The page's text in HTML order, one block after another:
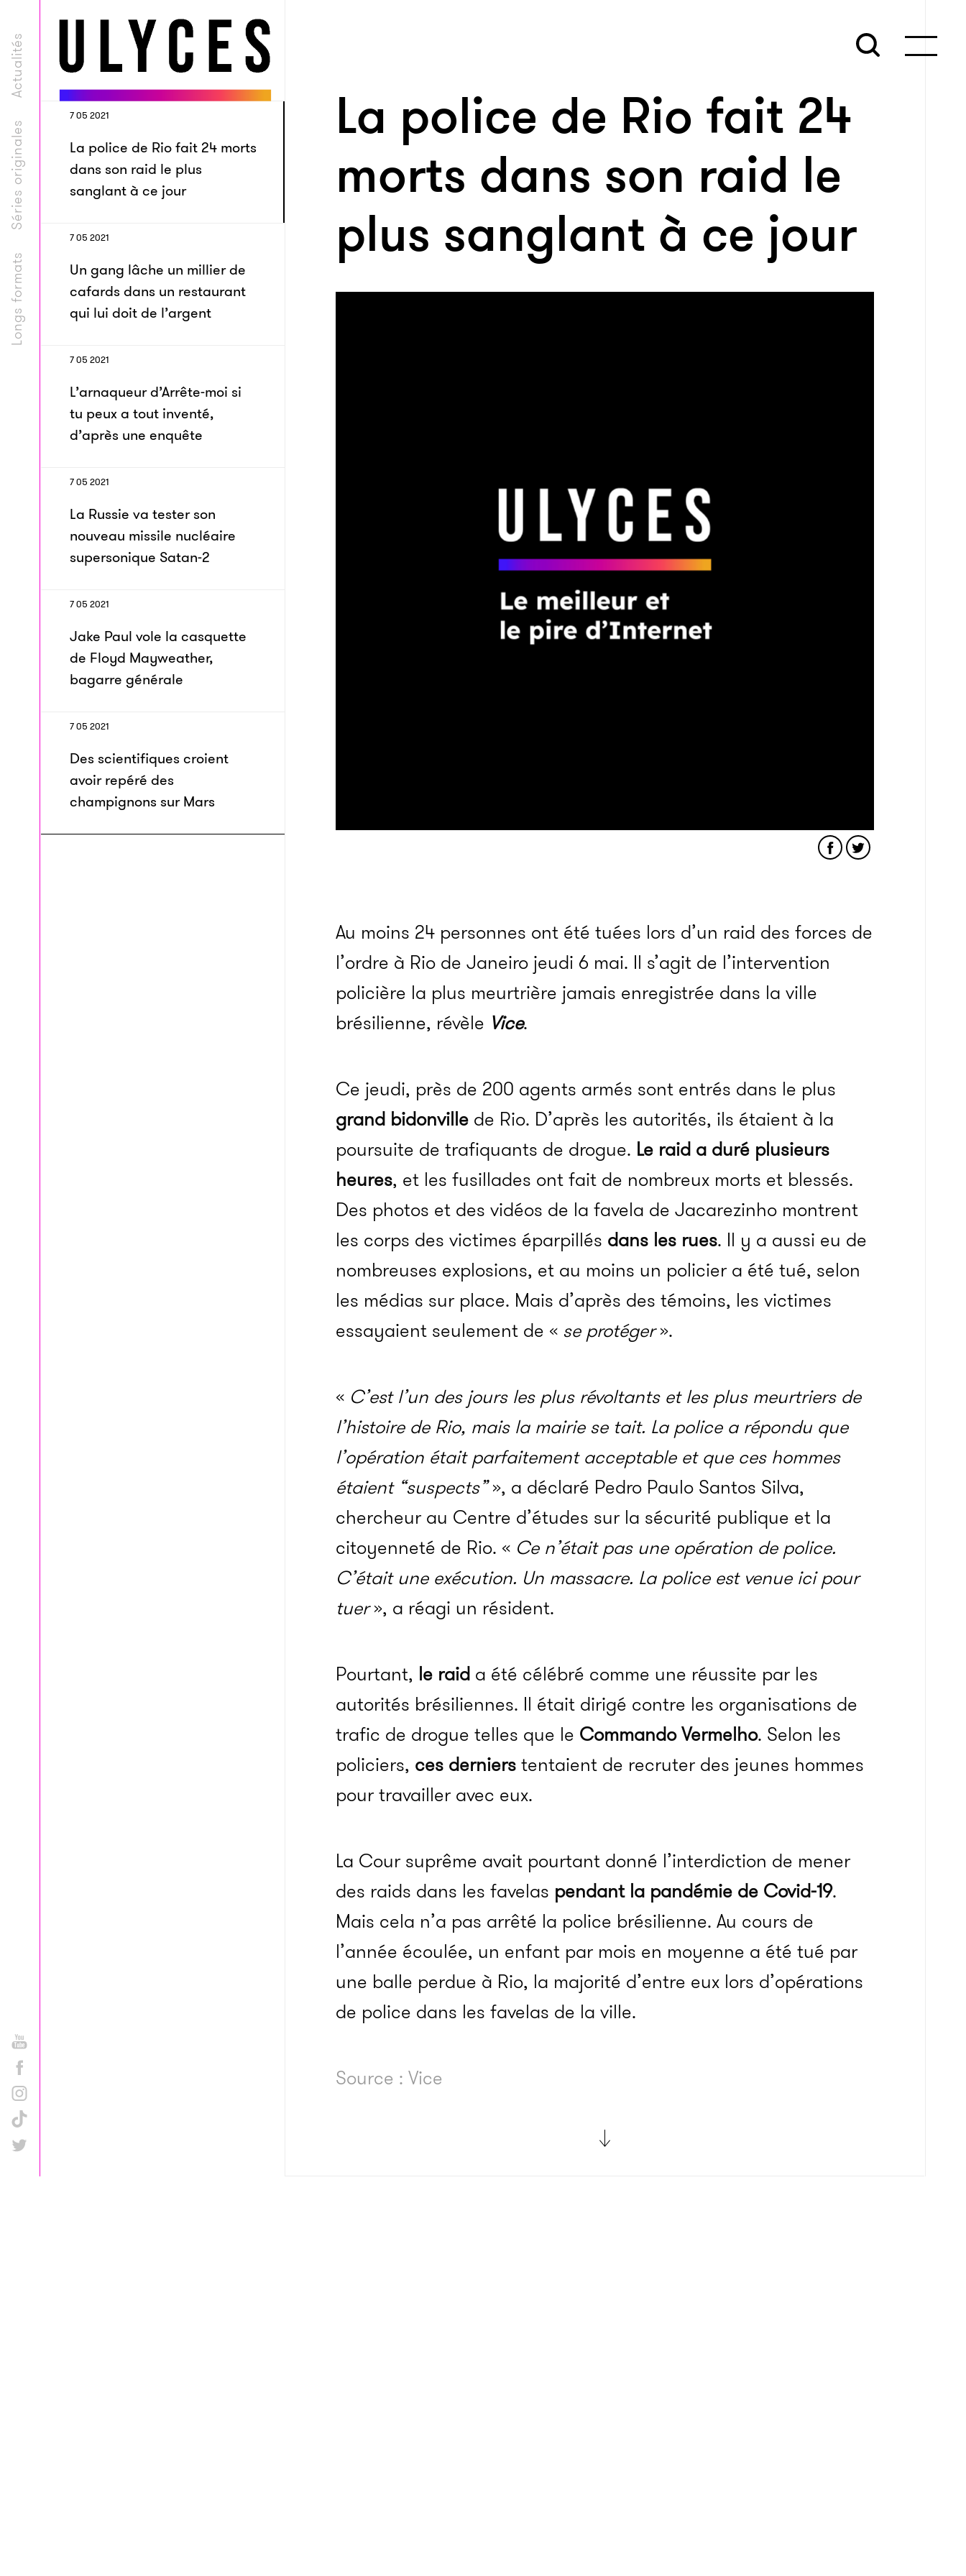
Longs formats
Séries originales
Actualités
7 05 2021
La police de Rio fait 24 morts
dans son raid le plus
sanglant à ce jour
7 05 2021
Un gang lâche un millier de
cafards dans un restaurant
qui lui doit de l’argent
7 05 2021
L’arnaqueur d’Arrête-moi si
tu peux a tout inventé,
d’après une enquête
7 05 2021
La Russie va tester son
nouveau missile nucléaire
supersonique Satan-2
7 05 2021
Jake Paul vole la casquette
de Floyd Mayweather,
bagarre générale
7 05 2021
Des scientifiques croient
avoir repéré des
champignons sur Mars
La police de Rio fait 24
morts dans son raid le
plus sanglant à ce jour
Au moins 24 personnes ont été tuées lors d’un raid des forces de
l’ordre à Rio de Janeiro jeudi 6 mai. Il s’agit de l’intervention
policière la plus meurtrière jamais enregistrée dans la ville
brésilienne, révèle Vice.
Ce jeudi, près de 200 agents armés sont entrés dans le plus
grand bidonville de Rio. D’après les autorités, ils étaient à la
poursuite de trafiquants de drogue. Le raid a duré plusieurs
heures, et les fusillades ont fait de nombreux morts et blessés.
Des photos et des vidéos de la favela de Jacarezinho montrent
les corps des victimes éparpillés dans les rues. Il y a aussi eu de
nombreuses explosions, et au moins un policier a été tué, selon
les médias sur place. Mais d’après des témoins, les victimes
essayaient seulement de « se protéger».
« C’est l’un des jours les plus révoltants et les plus meurtriers de
l’histoire de Rio, mais la mairie se tait. La police a répondu que
l’opération était parfaitement acceptable et que ces hommes
étaient “suspects”», a déclaré Pedro Paulo Santos Silva,
chercheur au Centre d’études sur la sécurité publique et la
citoyenneté de Rio. « Ce n’était pas une opération de police.
C’était une exécution. Un massacre. La police est venue ici pour
tuer», a réagi un résident.
Pourtant, le raid a été célébré comme une réussite par les
autorités brésiliennes. Il était dirigé contre les organisations de
trafic de drogue telles que le Commando Vermelho. Selon les
policiers, ces dernierstentaient de recruter des jeunes hommes
pour travailler avec eux.
La Cour suprême avait pourtant donné l’interdiction de mener
des raids dans les favelas pendant la pandémie de Covid-19.
Mais cela n’a pas arrêté la police brésilienne. Au cours de
l’année écoulée, un enfant par mois en moyenne a été tué par
une balle perdue à Rio, la majorité d’entre eux lors d’opérations
de police dans les favelas de la ville.
Source : Vice